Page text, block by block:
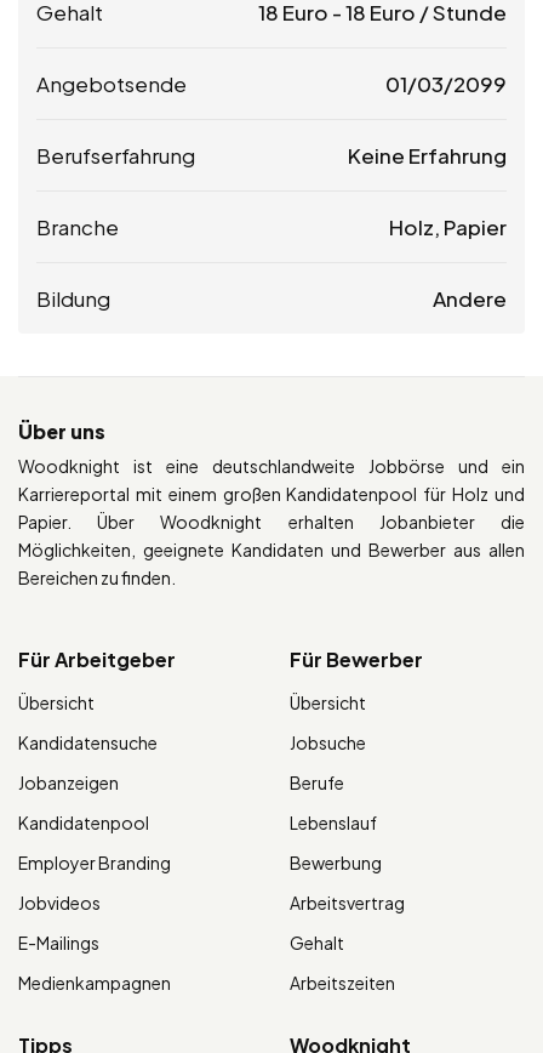
Gehalt 18 Euro -18 Euro / Stunde
Angebotsende 01/03/2099
Berufserfahrung Keine Erfahrung
Branche Holz, Papier
Bildung Andere
Über uns
Woodknight ist eine deutschlandweite Jobbörse und ein
Karriereportal mit einem großen Kandidatenpool für Holz und
Papier. Über Woodknight erhalten Jobanbieter die
Möglichkeiten, geeignete Kandidaten und Bewerber aus allen
Bereichen zu finden.
Für Arbeitgeber
Übersicht
Kandidatensuche
Jobanzeigen
Kandidatenpool
Employer Branding
Jobvideos
E-Mailings
Medienkampagnen
Für Bewerber
Übersicht
Jobsuche
Berufe
Lebenslauf
Bewerbung
Arbeitsvertrag
Gehalt
Arbeitszeiten
Tipps Woodknight